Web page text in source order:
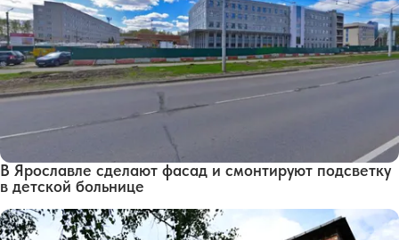
В Ярославле сделают фасад и смонтируют подсветку
в детской больнице